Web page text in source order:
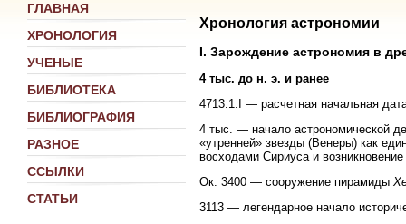
ГЛАВНАЯ
ХРОНОЛОГИЯ
УЧЕНЫЕ
БИБЛИОТЕКА
БИБЛИОГРАФИЯ
РАЗНОЕ
ССЫЛКИ
СТАТЬИ
Хронология астрономии
I. Зарождение астрономия в
4 тыс. до н. э. и ранее
4713.1.I — расчетная начальная
4 тыс. — начало астрономической
«утренней» звезды (Венеры) как
восходами Сириуса и
Ок. 3400 — сооружение пирамиды
3113 — легендарное начало